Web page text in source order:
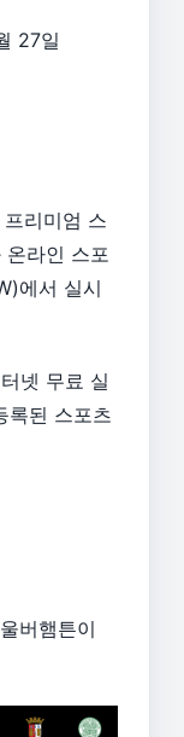
27일
리미엄 스
라인 스포
에서 실시
넷 무료 실
록된 스포츠
버햄튼이